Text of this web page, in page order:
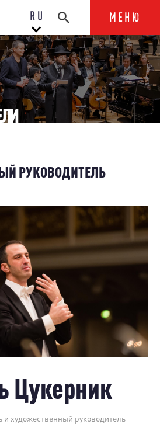
RU МЕНЮ
РУКОВОДИТЕЛЬ
Цукерник
художественный руководитель